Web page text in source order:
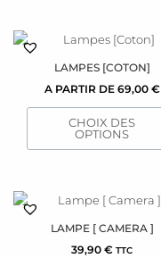
LAMPES [COTON]
A PARTIR DE 69,00 €
CHOIX DES
OPTIONS
Ce
a
plusieurs
Les
options
choisies
sur
la
LAMPE [ CAMERA ]
39,90 € TTC